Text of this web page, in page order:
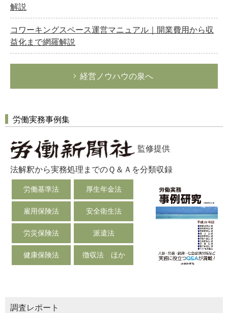
解説
コワーキングスペース運営マニュアル｜開業費用から収
益化まで網羅解説
経営ノウハウの泉へ
労働実務事例集
監修提供
法解釈から実務処理までのＱ＆Ａを分類収録
労働基準法 厚生年金法
雇用保険法 安全衛生法
労災保険法 派遣法
健康保険法 徴収法 ほか
調査レポート